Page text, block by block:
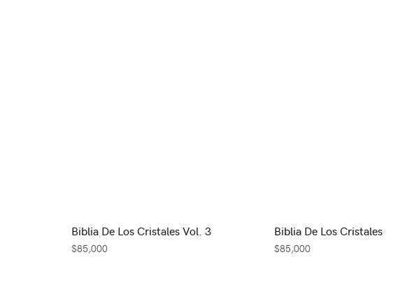
Biblia De Los Cristales Vol. 3
$85,000
Biblia De Los Cristales
$85,000